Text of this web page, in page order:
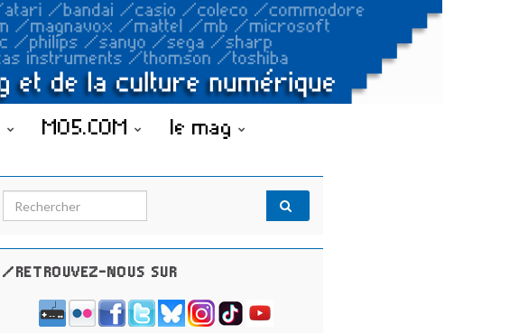
MO5.COM le mag
Search for:
/RETROUVEZ-NOUS SUR